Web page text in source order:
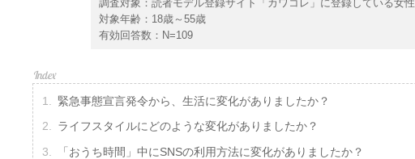
調査対象：読者モデル登録サイト「カワコレ」に登録している女性
対象年齢：18歳～55歳
有効回答数：N=109
緊急事態宣言発令から、生活に変化がありましたか？
ライフスタイルにどのような変化がありましたか？
「おうち時間」中にSNSの利用方法に変化がありましたか？